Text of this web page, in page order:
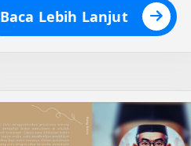
Baca Lebih Lanjut